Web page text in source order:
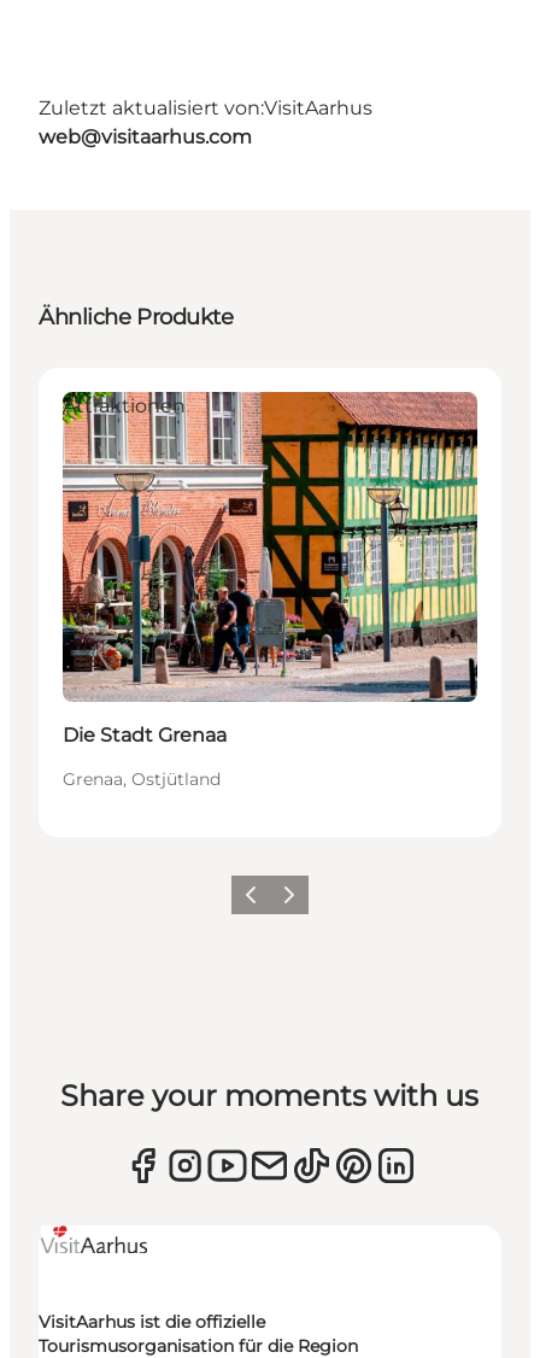
Zuletzt aktualisiert von:VisitAarhus
web@visitaarhus.com
Ähnliche Produkte
Attraktionen
Die Stadt Grenaa
Grenaa, Ostjütland
ZurückWeiter
Share your moments with us
VisitAarhus ist die offizielle
Tourismusorganisation für die Region